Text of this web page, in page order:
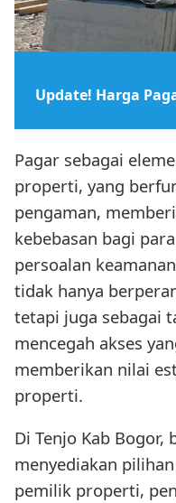
Update! Harga
Pagar sebagai
properti, yang
pengaman,
kebebasan bagi
persoalan
tidak hanya
tetapi juga sebagai
mencegah akses
memberikan nilai
properti.
Di Tenjo Kab Bogor,
menyediakan
pemilik properti,